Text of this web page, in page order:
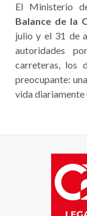
El Ministerio
Balance de la
julio y el 31 de
autoridades
carreteras, los
preocupante:
vida diariamente